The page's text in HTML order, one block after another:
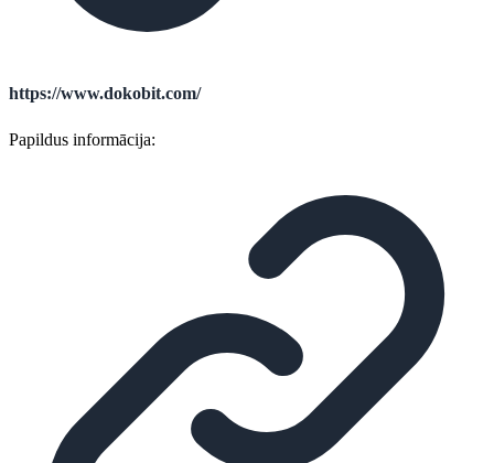
https://www.dokobit.com/
Papildus informācija: